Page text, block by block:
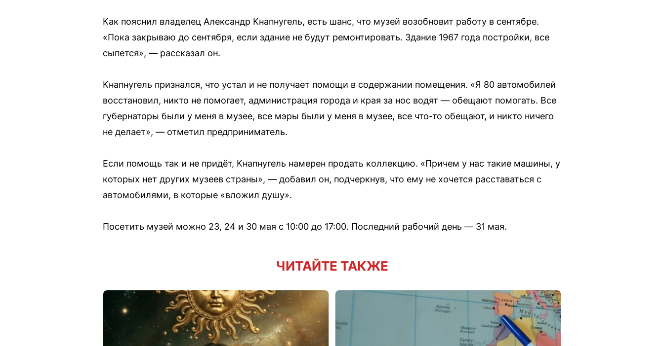
Как пояснил владелец Александр Кнапнугель, есть шанс, что музей возобновит работу в сентябре.
«Пока закрываю до сентября, если здание не будут ремонтировать. Здание 1967 года постройки, все
сыпется», — рассказал он.
Кнапнугель признался, что устал и не получает помощи в содержании помещения. «Я 80 автомобилей
восстановил, никто не помогает, администрация города и края за нос водят — обещают помогать. Все
губернаторы были у меня в музее, все мэры были у меня в музее, все что-то обещают, и никто ничего
не делает», — отметил предприниматель.
Если помощь так и не придёт, Кнапнугель намерен продать коллекцию. «Причем у нас такие машины, у
которых нет других музеев страны», — добавил он, подчеркнув, что ему не хочется расставаться с
автомобилями, в которые «вложил душу».
Посетить музей можно 23, 24 и 30 мая с 10:00 до 17:00. Последний рабочий день — 31 мая.
ЧИТАЙТЕ ТАКЖЕ